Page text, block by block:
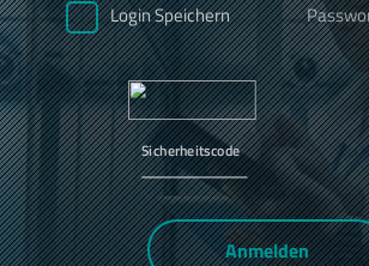
Login Speichern
Anmelden